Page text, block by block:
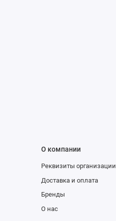
О компании
Реквизиты организации
Доставка и оплата
Бренды
О нас